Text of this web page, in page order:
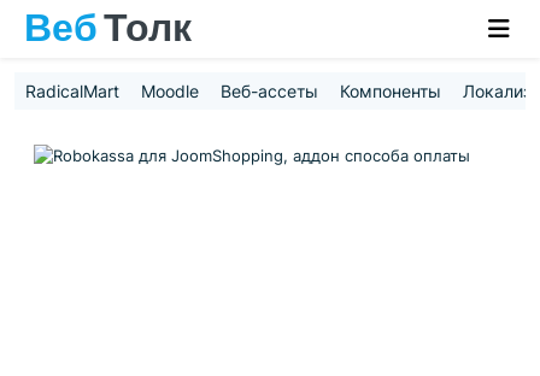
RadicalMart Moodle Веб-ассеты Компоненты